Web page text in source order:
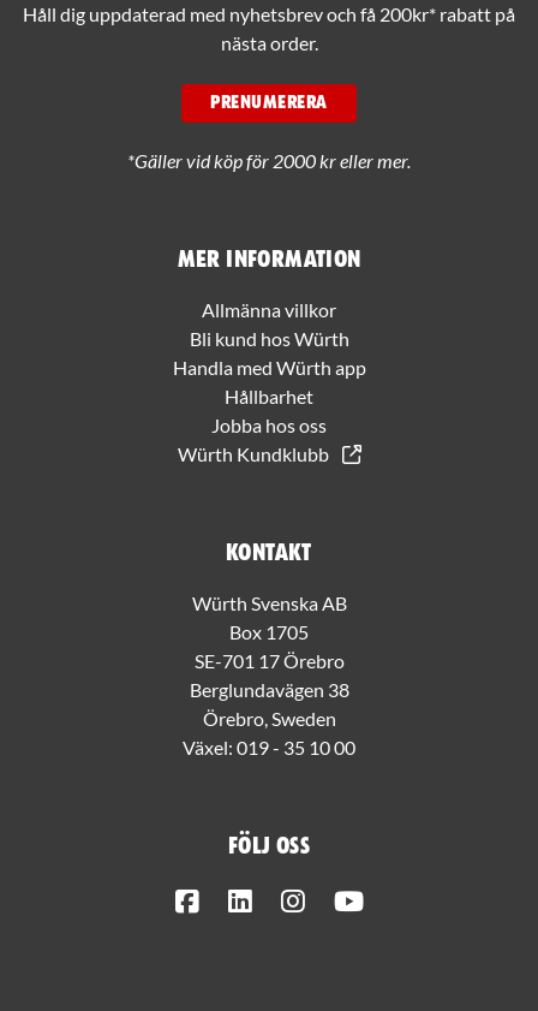
Mer information
Allmänna villkor
Bli kund hos Würth
Handla med Würth app
Hållbarhet
Jobba hos oss
Würth Kundklubb
Kontakt
Würth Svenska AB
Box 1705
SE-701 17 Örebro
Berglundavägen 38
Örebro, Sweden
Växel: 019 - 35 10 00
Följ oss
FacebookLinkedInInstagram
Håll dig uppdaterad med nyhetsbrev och få 200kr* rabatt på
nästa order.
PRENUMERERA
*Gäller vid köp för 2000 kr eller mer.